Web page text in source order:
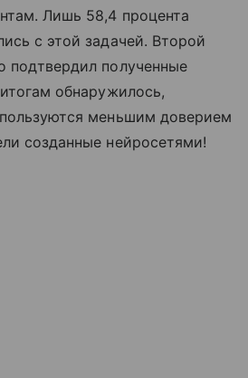
Лишь 58,4 процента
с этой задачей. Второй
подтвердил полученные
обнаружилось,
меньшим доверием
созданные нейросетями!